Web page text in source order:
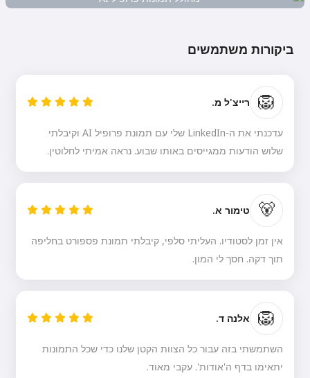
ביקורות משתמשים
🦁 רייצ'ל מ.
עדכנתי את ה-LinkedIn שלי עם תמונת פרופיל AI וקיבלתי
שלוש הודעות ממגייסים באותו שבוע. נראה אמיתי לחלוטין.
🐻 טימור א.
אין זמן לסטודיו. העליתי סלפי, קיבלתי תמונת פספורט בחליפה
תוך דקה. חסך לי המון.
🦁 אלנה ד.
השתמשתי בזה עבור כל הצוות הקטן שלנו כדי שכל התמונות
יתאימו בדף ה'אודות'. עקבי מאוד.